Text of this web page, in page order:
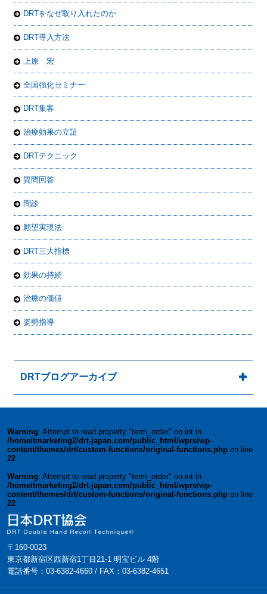
DRTをなぜ取り入れたのか
DRT導入方法
上原 宏
全国強化セミナー
DRT集客
治療効果の立証
DRTテクニック
質問回答
問診
願望実現法
DRT三大指標
効果の持続
治療の価値
姿勢指導
DRTブログアーカイブ
Warning: Attempt to read property "term_order" on int in
/home/tmarketing2/drt-japan.com/public_html/wprs/wp-
content/themes/drt/custom-functions/original-functions.phpon line
22
Warning: Attempt to read property "term_order" on int in
/home/tmarketing2/drt-japan.com/public_html/wprs/wp-
content/themes/drt/custom-functions/original-functions.phpon line
22
〒160-0023
東京都新宿区西新宿1丁目21-1 明宝ビル 4階
電話番号：03-6382-4660 / FAX：03-6382-4651